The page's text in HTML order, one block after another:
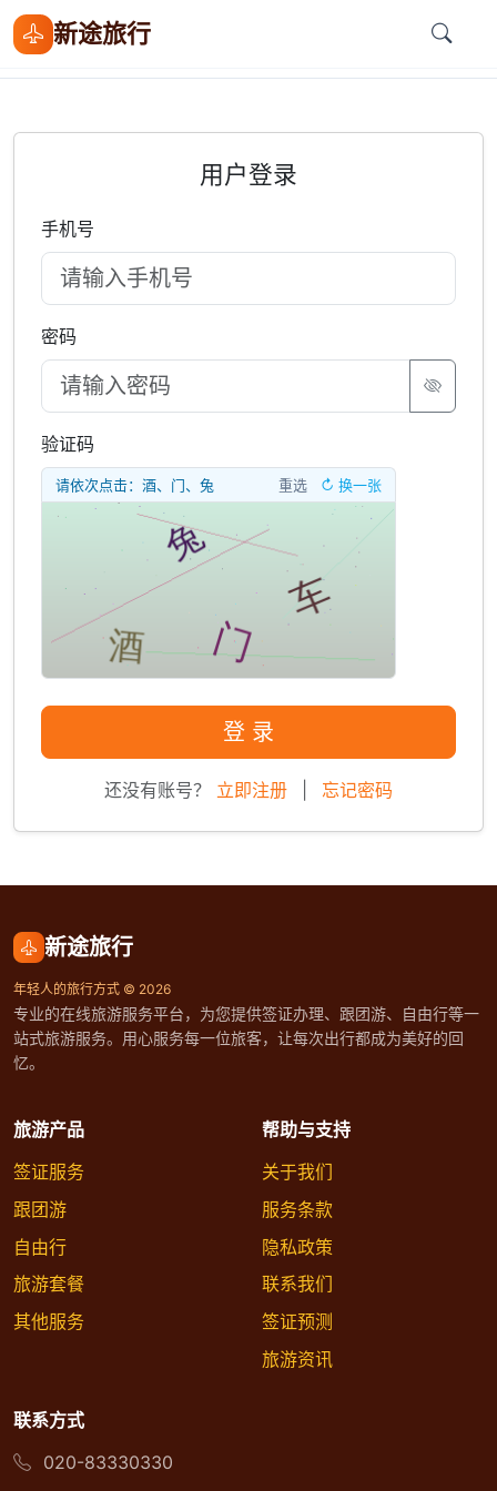
新途旅行
用户登录
手机号
密码
验证码
请依次点击：酒、门、兔 重选 ↻ 换一张
登 录
还没有账号？ 立即注册 忘记密码
新途旅行
年轻人的旅行方式 © 2026
专业的在线旅游服务平台，为您提供签证办理、跟团游、自由行等一
站式旅游服务。用心服务每一位旅客，让每次出行都成为美好的回
忆。
旅游产品
签证服务
跟团游
自由行
旅游套餐
其他服务
帮助与支持
关于我们
服务条款
隐私政策
联系我们
签证预测
旅游资讯
联系方式
020-83330330